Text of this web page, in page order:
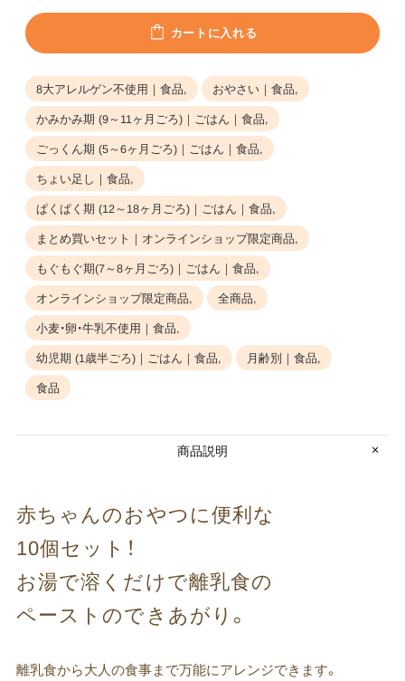
カートに入れる
8大アレルゲン不使用｜食品, おやさい｜食品,
かみかみ期 (9～11ヶ月ごろ)｜ごはん｜食品,
ごっくん期 (5～6ヶ月ごろ)｜ごはん｜食品,
ちょい足し｜食品,
ぱくぱく期 (12～18ヶ月ごろ)｜ごはん｜食品,
まとめ買いセット｜オンラインショップ限定商品,
もぐもぐ期(7～8ヶ月ごろ)｜ごはん｜食品,
オンラインショップ限定商品, 全商品,
小麦・卵・牛乳不使用｜食品,
幼児期 (1歳半ごろ)｜ごはん｜食品, 月齢別｜食品,
食品
商品説明
赤ちゃんの​おやつに​便利な​
10個セット！
お湯で​溶くだけで​離乳食の​
ペーストのできあがり。
離乳食から大人の食事まで万能にアレンジできます。